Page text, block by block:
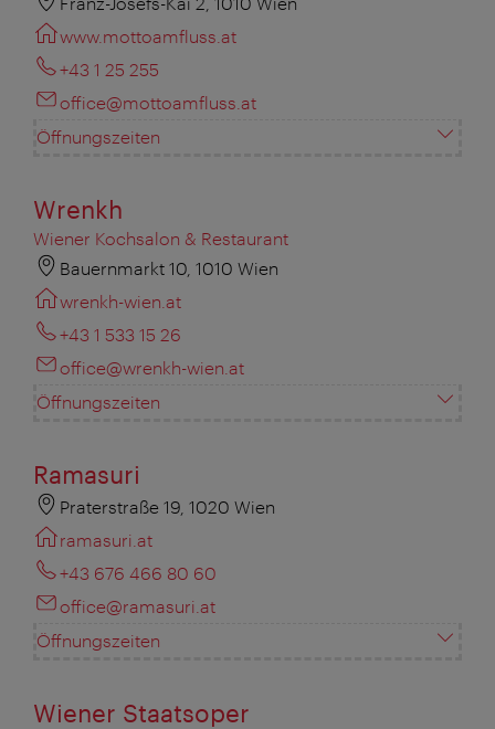
www.mottoamfluss.at
+43 1 25 255
office@mottoamfluss.at
Öffnungszeiten
Wrenkh
Wiener Kochsalon & Restaurant
Bauernmarkt 10, 1010 Wien
wrenkh-wien.at
+43 1 533 15 26
office@wrenkh-wien.at
Öffnungszeiten
Ramasuri
Praterstraße 19, 1020 Wien
ramasuri.at
+43 676 466 80 60
office@ramasuri.at
Öffnungszeiten
Wiener Staatsoper